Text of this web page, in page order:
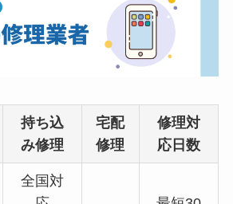
持ち込
み修理
宅配
修理
修理対
応日数
全国対